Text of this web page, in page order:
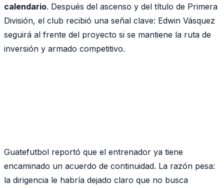
calendario. Después del ascenso y del título de Primera
División, el club recibió una señal clave: Edwin Vásquez
seguirá al frente del proyecto si se mantiene la ruta de
inversión y armado competitivo.
Guatefutbol reportó que el entrenador ya tiene
encaminado un acuerdo de continuidad. La razón pesa:
la dirigencia le habría dejado claro que no busca